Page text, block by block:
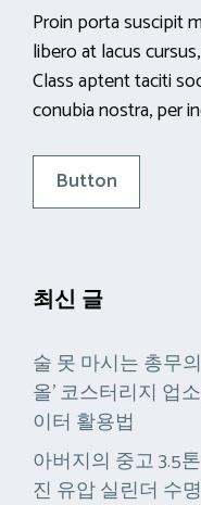
Proin porta suscipit
libero at lacus
Class aptent taciti
conubia nostra, per
Button
최신 글
술 못 마시는 총무
올’ 코스터리지 업
이터 활용법
아버지의 중고 3.5
진 유압 실린더 수